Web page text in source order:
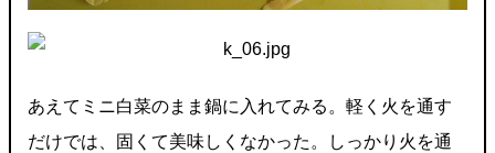
あえてミニ白菜のまま鍋に入れてみる。軽く火を通す
だけでは、固くて美味しくなかった。しっかり火を通